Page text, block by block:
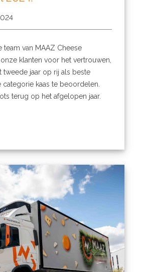
team van MAAZ Cheese
klanten voor het vertrouwen,
tweede jaar op rij als beste
categorie kaas te beoordelen.
terug op het afgelopen jaar.